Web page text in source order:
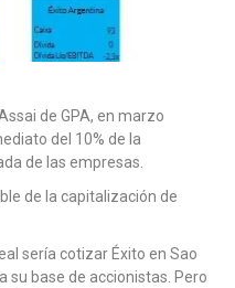
de GPA, en marzo
del 10% de la
de las empresas.
de la capitalización de
sería cotizar Éxito en Sao
su base de accionistas. Pero